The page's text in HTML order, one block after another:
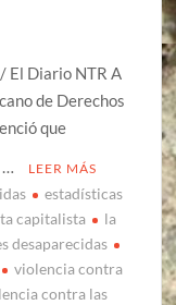
El Diario NTR A
de Derechos
que
…
LEER MÁS
estadísticas
capitalista
la
desaparecidas
violencia contra
contra las